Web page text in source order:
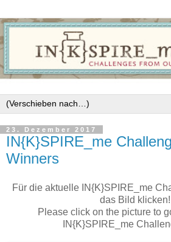
23. Dezember 2017
IN{K}SPIRE_me
Winners
Für die aktuelle IN{K}SPIRE_me
das Bild klicken!
Please click on the picture to
IN{K}SPIRE_me